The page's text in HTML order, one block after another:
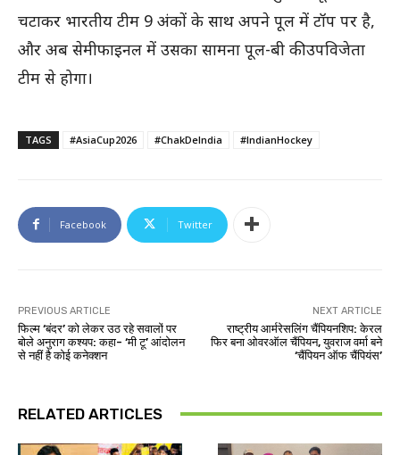
चटाकर भारतीय टीम 9 अंकों के साथ अपने पूल में टॉप पर है,
और अब सेमीफाइनल में उसका सामना पूल-बी की उपविजेता
टीम से होगा।
TAGS #AsiaCup2026 #ChakDeIndia #IndianHockey
Facebook Twitter
PREVIOUS ARTICLE
फिल्म ‘बंदर’ को लेकर उठ रहे सवालों पर
बोले अनुराग कश्यप: कहा- ‘मी टू’ आंदोलन
से नहीं है कोई कनेक्शन
NEXT ARTICLE
राष्ट्रीय आर्मरेसलिंग चैंपियनशिप: केरल
फिर बना ओवरऑल चैंपियन, युवराज वर्मा बने
‘चैंपियन ऑफ चैंपियंस’
RELATED ARTICLES